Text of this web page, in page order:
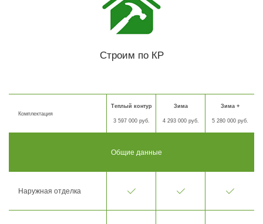
Строим по КР
Комплектация
Теплый контур
3 597 000 руб.
Зима
4 293 000 руб.
Зима +
5 280 000 руб.
Общие данные
Наружная отделка